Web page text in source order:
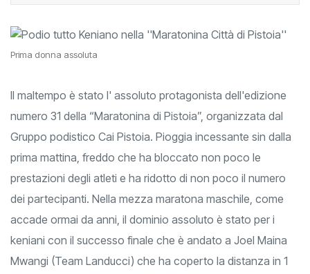
Prima donna assoluta
Il maltempo è stato l' assoluto protagonista dell'edizione
numero 31 della “Maratonina di Pistoia”, organizzata dal
Gruppo podistico Cai Pistoia. Pioggia incessante sin dalla
prima mattina, freddo che ha bloccato non poco le
prestazioni degli atleti e ha ridotto di non poco il numero
dei partecipanti. Nella mezza maratona maschile, come
accade ormai da anni, il dominio assoluto è stato per i
keniani con il successo finale che è andato a Joel Maina
Mwangi (Team Landucci) che ha coperto la distanza in 1